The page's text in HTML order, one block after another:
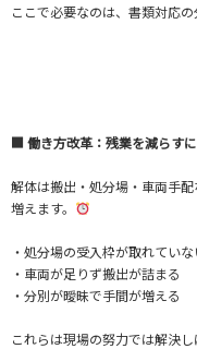
ここで必要なのは、書類対応の
■ 働き方改革：残業を減らす
解体は搬出・処分場・車両手
増えます。
・処分場の受入枠が取れていな
・車両が足りず搬出が詰まる
・分別が曖昧で手間が増える
これらは現場の努力では解決